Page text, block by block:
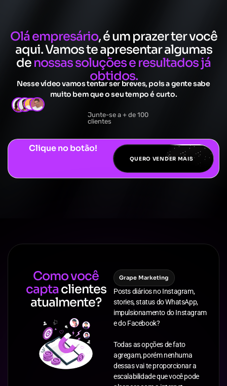
Olá empresário, é um prazer ter você
aqui. Vamos te apresentar algumas
de nossas soluções e resultados já
obtidos.
Nesse vídeo vamos tentar ser breves, pois a gente sabe
muito bem que o seu tempo é curto.
QUERO VENDER MAIS
Clique no botão!
Junte-se a + de 100
clientes
Como você
captaclientes
atualmente?
Posts diários no Instagram,
stories, status do WhatsApp,
impulsionamento do Instagram
e do Facebook?
Todas as opções de fato
agregam, porém nenhuma
dessas vai te proporcionar a
escalabilidade que você pode
Grape Marketing